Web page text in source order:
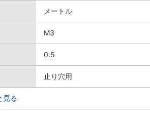
メートル
M3
0.5
止り穴用
見る